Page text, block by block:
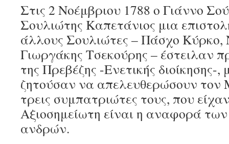
Στις 2 Νοέμβριου 1788 ο Γιάννο
Σουλιώτης Καπετάνιος μια
άλλους Σουλιώτες – Πάσχο Κύρκο,
Γιωργάκης Τσεκούρης – έστειλαν
της Πρεβέζης -Ενετικής διοίκησης-,
ζητούσαν να απελευθερώσουν τον
τρεις συμπατριώτες τους, που
Αξιοσημείωτη είναι η αναφορά
ανδρών.